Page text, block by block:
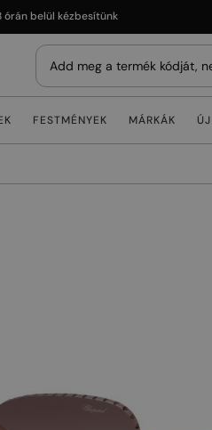
belül kézbesítünk
FESTMÉNYEK MÁRKÁK ÚJ